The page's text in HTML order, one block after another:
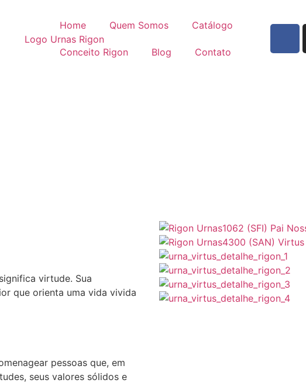
Home Quem Somos Catálogo
Conceito Rigon Blog Contato
virtude. Sua
que orienta uma vida vivida
pessoas que, em
seus valores sólidos e